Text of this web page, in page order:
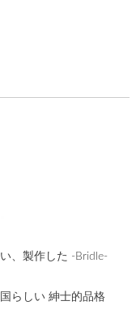
、製作した -Bridle-
らしい 紳士的品格